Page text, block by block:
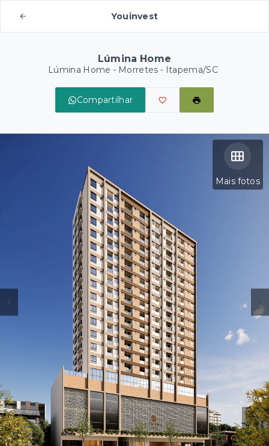
Youinvest
Lúmina Home
Lúmina Home - Morretes - Itapema/SC
Compartilhar
Mais fotos